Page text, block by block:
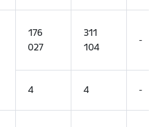
176
027
311
104
-
4 4 -